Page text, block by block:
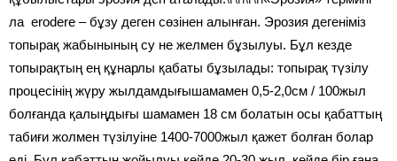
ла erodere – бұзу деген сөзінен алынған. Эрозия дегеніміз
топырақ жабынының су не желмен бұзылуы. Бұл кезде
топырақтың ең құнарлы қабаты бұзылады: топырақ түзілу
процесінің жүру жылдамдығышамамен 0,5-2,0см / 100жыл
болғанда қалыңдығы шамамен 18 см болатын осы қабаттың
табиғи жолмен түзілуіне 1400-7000жыл қажет болған болар